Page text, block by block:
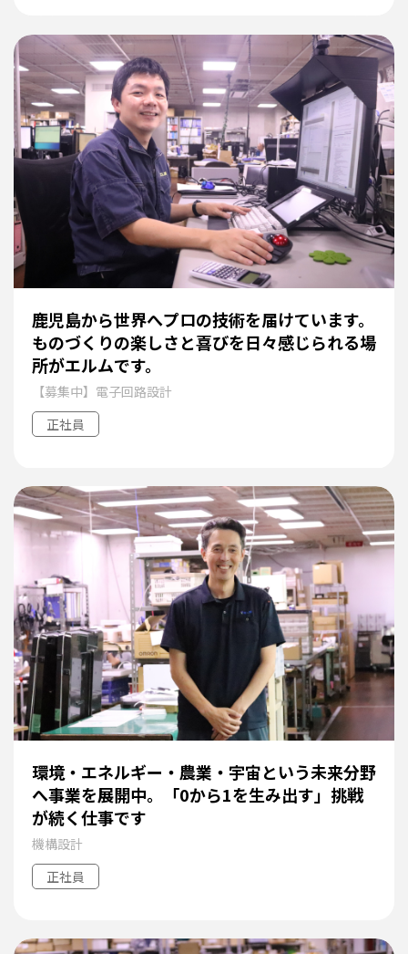
鹿児島から世界へプロの技術を届けています。
ものづくりの楽しさと喜びを日々感じられる場
所がエルムです。
【募集中】電子回路設計
正社員
環境・エネルギー・農業・宇宙という未来分野
へ事業を展開中。「0から1を生み出す」挑戦
が続く仕事です
機構設計
正社員